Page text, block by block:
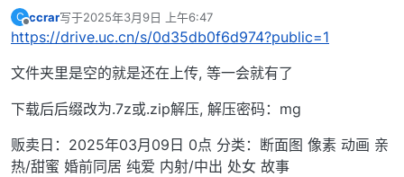
C
离线
ccrar写于2025年3月9日 上午6:47
最后由 编辑
https://drive.uc.cn/s/0d35db0f6d974?public=1
文件夹里是空的就是还在上传, 等一会就有了
下载后后缀改为.7z或.zip解压, 解压密码：mg
贩卖日：2025年03月09日 0点 分类：断面图 像素 动画 亲
热/甜蜜 婚前同居 纯爱 内射/中出 处女 故事